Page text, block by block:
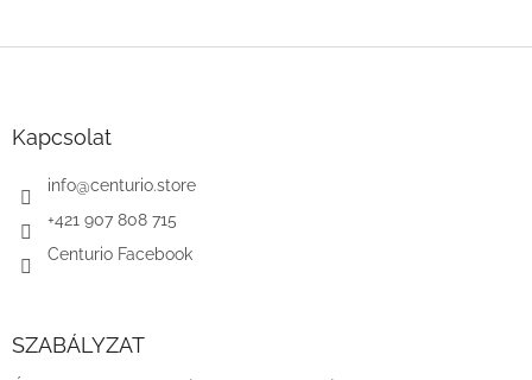
Kapcsolat
info@centurio.store
+421 907 808 715
Centurio Facebook
SZABÁLYZAT